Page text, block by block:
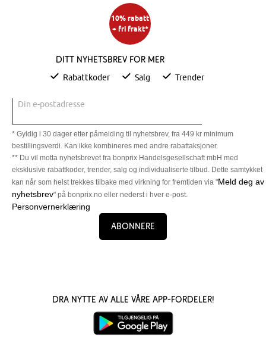
10% rabatt
+ fri frakt*
Ditt nyhetsbrev for mer
Rabattkoder Salg Trender
Din e-postadresse
* Gyldig i 30 dager etter påmelding til nyhetsbrev, fra 449 kr minimum
bestillingsverdi. Kan ikke kombineres med andre rabattaksjoner.
** Du vil motta nyhetsbrevet fra bonprix Handelsgesellschaft mbH med
eksklusive rabattkoder, trender, salg og individualiserte tilbud. Dette samtykket
kan når som helst trekkes tilbake med virkning for fremtiden via "Meld deg av
nyhetsbrev" på bonprix.no eller nederst i hver e-post.
Personvernerklæring
Abonnere
Dra nytte av alle våre app-fordeler!